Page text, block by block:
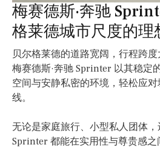
梅赛德斯·奔驰
格莱德城市尺度的理
贝尔格莱德的道路宽阔，行程跨度
梅赛德斯·奔驰 Sprinter 以其稳定
空间与安静私密的环境，轻松应
线。
无论是家庭旅行、小型私人团体，
Sprinter 都能在实用性与尊贵感之